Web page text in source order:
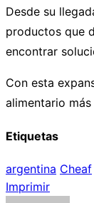
Desde su
productos que
encontrar
Con esta
alimentario
Etiquetas
argentina Cheaf
Imprimir